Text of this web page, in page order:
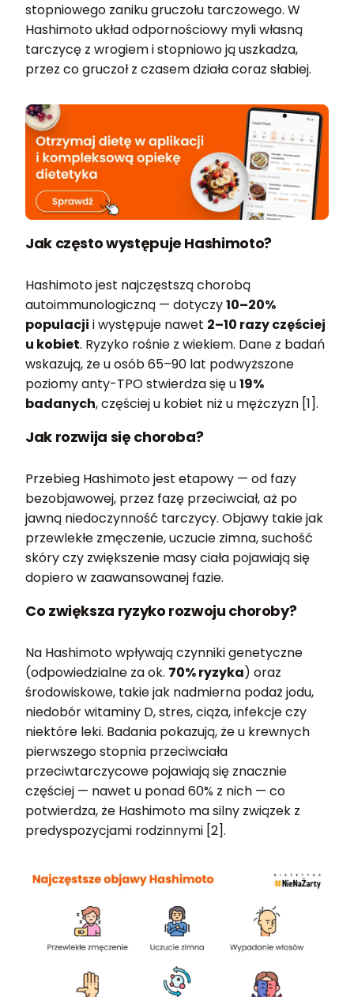
stopniowego zaniku gruczołu tarczowego. W
Hashimoto układ odpornościowy myli własną
tarczycę z wrogiem i stopniowo ją uszkadza,
przez co gruczoł z czasem działa coraz słabiej.
Jak często występuje Hashimoto?
Hashimoto jest najczęstszą chorobą
autoimmunologiczną — dotyczy10–20%
populacji i występuje nawet 2–10 razy częściej
u kobiet. Ryzyko rośnie z wiekiem. Dane z badań
wskazują, że u osób 65–90 lat podwyższone
poziomy anty-TPO stwierdza się u19%
badanych, częściej u kobiet niż u mężczyzn [1].
Jak rozwija się choroba?
Przebieg Hashimoto jest etapowy — od fazy
bezobjawowej, przez fazę przeciwciał, aż po
jawną niedoczynność tarczycy. Objawy takie jak
przewlekłe zmęczenie, uczucie zimna, suchość
skóry czy zwiększenie masy ciała pojawiają się
dopiero w zaawansowanej fazie.
Co zwiększa ryzyko rozwoju choroby?
Na Hashimoto wpływają czynniki genetyczne
(odpowiedzialne za ok. 70% ryzyka) oraz
środowiskowe, takie jak nadmierna podaż jodu,
niedobór witaminy D, stres, ciąża, infekcje czy
niektóre leki. Badania pokazują, że u krewnych
pierwszego stopnia przeciwciała
przeciwtarczycowe pojawiają się znacznie
częściej — nawet u ponad 60% z nich — co
potwierdza, że Hashimoto ma silny związek z
predyspozycjami rodzinnymi [2].